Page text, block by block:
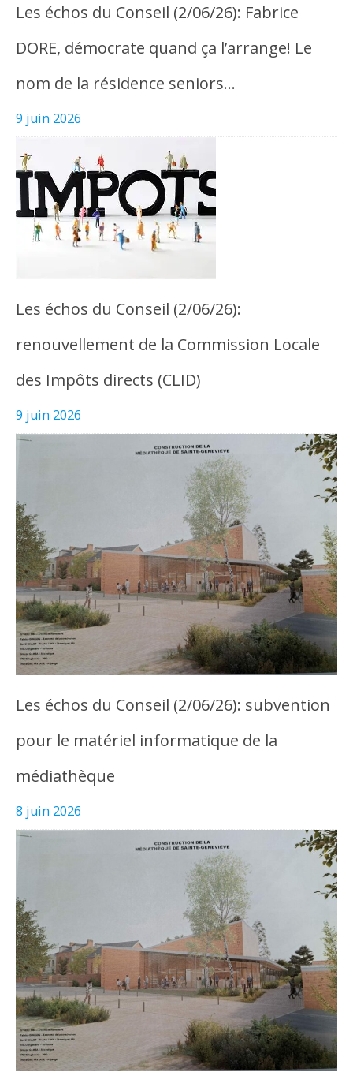
Les échos du Conseil (2/06/26): Fabrice
DORE, démocrate quand ça l’arrange! Le
nom de la résidence seniors…
9 juin 2026
Les échos du Conseil (2/06/26):
renouvellement de la Commission Locale
des Impôts directs (CLID)
9 juin 2026
Les échos du Conseil (2/06/26): subvention
pour le matériel informatique de la
médiathèque
8 juin 2026